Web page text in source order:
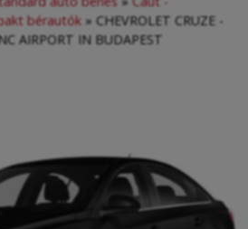
bérautók » CHEVROLET CRUZE -
AIRPORT IN BUDAPEST